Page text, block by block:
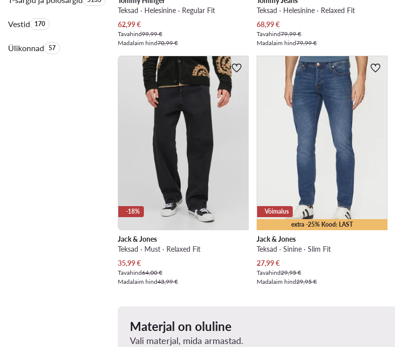
VestidToodete arv:
170
ÜlikonnadToodete arv:
57
Teksad · Helesinine · Regular Fit
Praegune hind
62,99€
Tavahind99,99 €
Madalaim hind70,99 €
Teksad · Helesinine · Relaxed Fit
Praegune hind
68,99€
Tavahind79,99 €
Madalaim hind79,99 €
-18%
Jack & Jones
Teksad · Must · Relaxed Fit
Praegune hind
35,99€
Tavahind64,00 €
Madalaim hind43,99 €
extra -25% Kood: LAST
Võimalus
Jack & Jones
Teksad · Sinine · Slim Fit
Praegune hind
27,99€
Tavahind29,95 €
Madalaim hind29,95 €
Materjal on oluline
Vali materjal, mida armastad.